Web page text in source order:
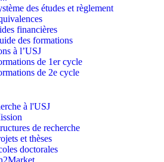
des études et règlement
financières
des formations
à l’USJ
de 1er cycle
de 2e cycle
à l'USJ
de recherche
et thèses
doctorales